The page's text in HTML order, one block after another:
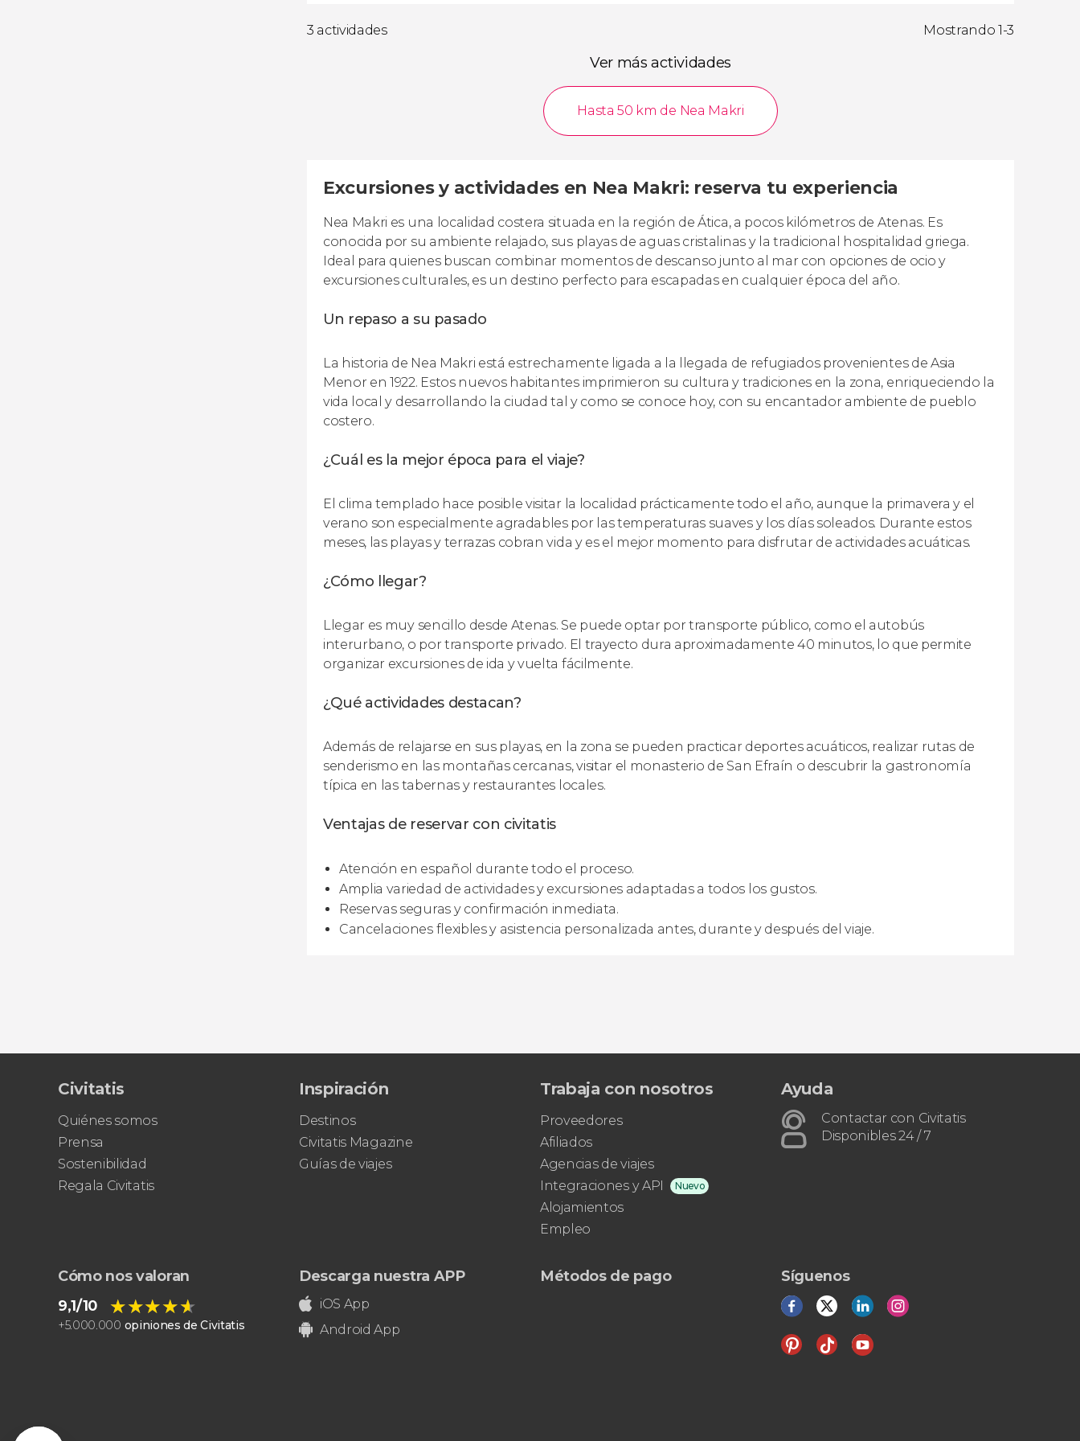
3 actividades Mostrando 1-3
Ver más actividades
Hasta 50 km de Nea Makri
Excursiones y actividades en Nea Makri: reserva tu experiencia
Nea Makri es una localidad costera situada en la región de Ática, a pocos kilómetros de Atenas. Es
conocida por su ambiente relajado, sus playas de aguas cristalinas y la tradicional hospitalidad griega.
Ideal para quienes buscan combinar momentos de descanso junto al mar con opciones de ocio y
excursiones culturales, es un destino perfecto para escapadas en cualquier época del año.
Un repaso a su pasado
La historia de Nea Makri está estrechamente ligada a la llegada de refugiados provenientes de Asia
Menor en 1922. Estos nuevos habitantes imprimieron su cultura y tradiciones en la zona, enriqueciendo la
vida local y desarrollando la ciudad tal y como se conoce hoy, con su encantador ambiente de pueblo
costero.
¿Cuál es la mejor época para el viaje?
El clima templado hace posible visitar la localidad prácticamente todo el año, aunque la primavera y el
verano son especialmente agradables por las temperaturas suaves y los días soleados. Durante estos
meses, las playas y terrazas cobran vida y es el mejor momento para disfrutar de actividades acuáticas.
¿Cómo llegar?
Llegar es muy sencillo desde Atenas. Se puede optar por transporte público, como el autobús
interurbano, o por transporte privado. El trayecto dura aproximadamente 40 minutos, lo que permite
organizar excursiones de ida y vuelta fácilmente.
¿Qué actividades destacan?
Además de relajarse en sus playas, en la zona se pueden practicar deportes acuáticos, realizar rutas de
senderismo en las montañas cercanas, visitar el monasterio de San Efraín o descubrir la gastronomía
típica en las tabernas y restaurantes locales.
Ventajas de reservar con civitatis
Atención en español durante todo el proceso.
Amplia variedad de actividades y excursiones adaptadas a todos los gustos.
Reservas seguras y confirmación inmediata.
Cancelaciones flexibles y asistencia personalizada antes, durante y después del viaje.
Civitatis
Quiénes somos
Prensa
Sostenibilidad
Regala Civitatis
Inspiración
Destinos
Civitatis Magazine
Guías de viajes
Trabaja con nosotros
Proveedores
Afiliados
Agencias de viajes
Integraciones y API
Nuevo
Alojamientos
Empleo
Ayuda
Contactar con Civitatis
Disponibles 24 / 7
Cómo nos valoran
9,1/10
★★★★★
★★★★★
+5.000.000 opiniones de Civitatis
Descarga nuestra APP
iOS App
Android App
Métodos de pago Síguenos